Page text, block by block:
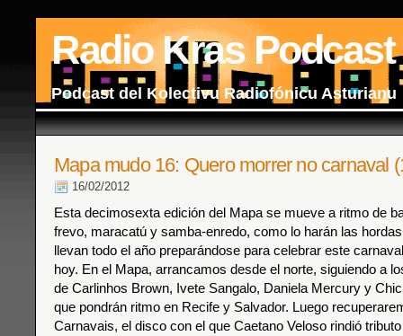
Radio Kras Podcast
Podcast del Kolectivu Radiofónicu Asturianu
Mapa mudo 16: Quero morrer no carnaval
16/02/2012
Esta decimosexta edición del Mapa se mueve a ritmo de
frevo, maracatú y samba-enredo, como lo harán las
llevan todo el año preparándose para celebrar este
hoy. En el Mapa, arrancamos desde el norte, siguiendo a
de Carlinhos Brown, Ivete Sangalo, Daniela Mercury y
que pondrán ritmo en Recife y Salvador. Luego
Carnavais, el disco con el que Caetano Veloso rindió